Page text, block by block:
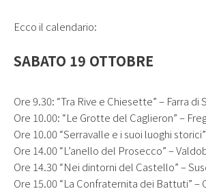
Ecco il calendario:
SABATO 19 OTTOBRE
Ore 9.30: “Tra Rive e Chiesette” – Farra di
Ore 10.00: “Le Grotte del Caglieron” –
Ore 10.00 “Serravalle e i suoi luoghi
Ore 14.00 “L’anello del Prosecco” –
Ore 14.30 “Nei dintorni del Castello” –
Ore 15.00 “La Confraternita dei Battuti” –